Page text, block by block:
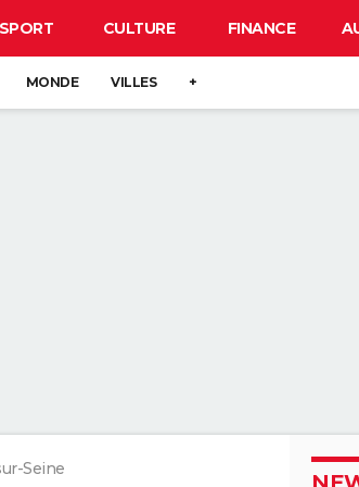
SPORT CULTURE FINANCE
MONDE VILLES +
Seine